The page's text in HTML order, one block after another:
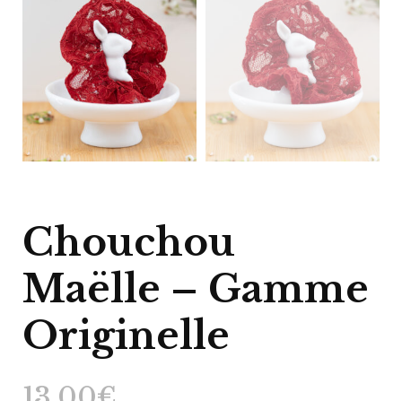
Chouchou
Maëlle – Gamme
Originelle